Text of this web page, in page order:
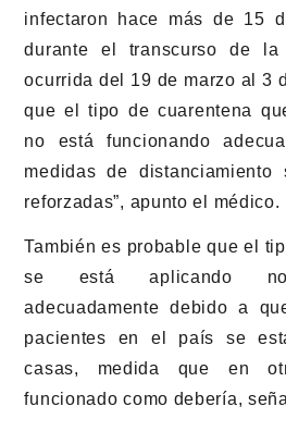
infectaron hace más de 15
durante el transcurso de la
ocurrida del 19 de marzo al 3
que el tipo de cuarentena
no está funcionando
medidas de distanciamiento
reforzadas”, apunto el médico.
También es probable que el
se está aplicando no
adecuadamente debido a
pacientes en el país se
casas, medida que en
funcionado como debería,